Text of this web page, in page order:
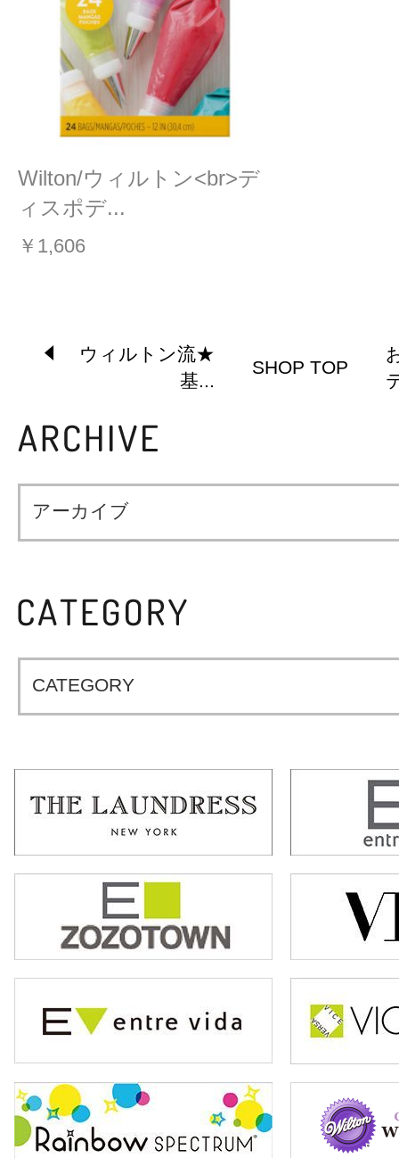
Wilton/ウィルトン<br>デ
ィスポデ...
￥1,606
ウィルトン流★
基...
SHOP TOP
アーカイブ
CATEGORY